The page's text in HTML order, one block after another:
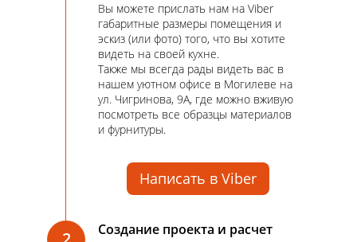
Вы можете прислать нам на Viber
габаритные размеры помещения и
эскиз (или фото) того, что вы хотите
видеть на своей кухне.
Также мы всегда рады видеть вас в
нашем уютном офисе в Могилеве на
ул. Чигринова, 9А, где можно вживую
посмотреть все образцы материалов
и фурнитуры.
Написать в Viber
Создание проекта и расчет